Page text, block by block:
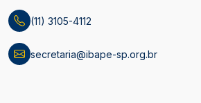
(11) 3105-4112
secretaria@ibape-sp.org.br